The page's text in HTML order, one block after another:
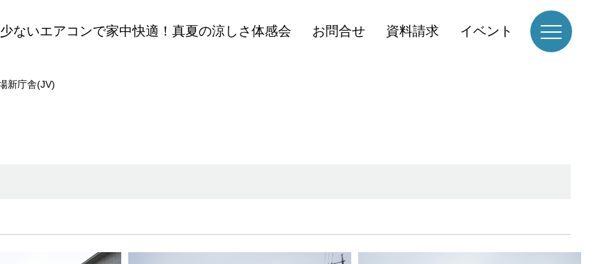
ないエアコンで家中快適！真夏の涼しさ体感会 お問合せ 資料請求 イベント
新庁舎(JV)